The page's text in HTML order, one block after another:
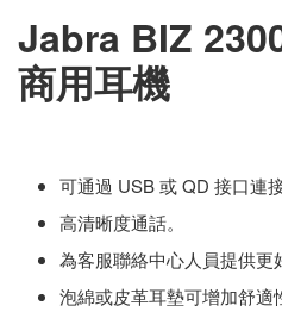
Jabra BIZ
商用耳機
可通過 USB 或 QD 接口連
高清晰度通話。
為客服聯絡中心人員提供更
泡綿或皮革耳墊可增加舒適